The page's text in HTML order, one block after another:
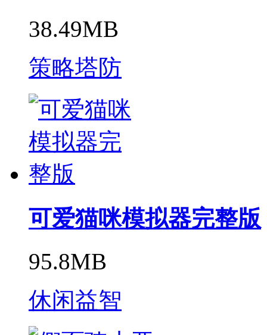
38.49MB
策略塔防
可爱猫咪模拟器完整版
95.8MB
休闲益智